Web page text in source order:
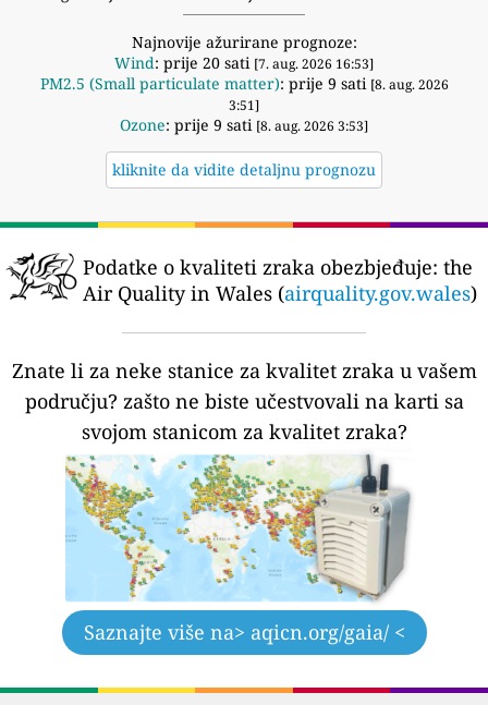
Najnovije ažurirane prognoze:
Wind: prije 20 sati [7. aug. 2026 16:53]
PM2.5 (Small particulate matter): prije 9 sati [8. aug. 2026
3:51]
Ozone: prije 9 sati [8. aug. 2026 3:53]
kliknite da vidite detaljnu prognozu
Podatke o kvaliteti zraka obezbjeđuje: the
Air Quality in Wales (airquality.gov.wales)
Znate li za neke stanice za kvalitet zraka u vašem
području? zašto ne biste učestvovali na karti sa
svojom stanicom za kvalitet zraka?
Saznajte više na> aqicn.org/gaia/ <